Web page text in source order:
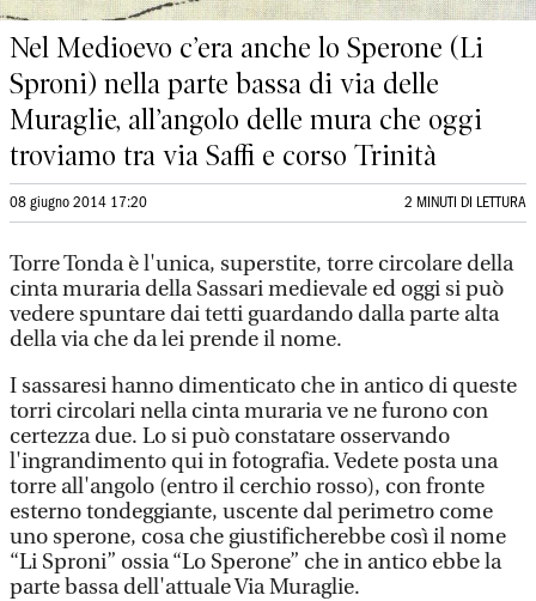
Nel Medioevo c’era anche lo Sperone (Li
Sproni) nella parte bassa di via delle
Muraglie, all’angolo delle mura che oggi
troviamo tra via Saffi e corso Trinità
08 giugno 2014 17:20 2 MINUTI DI LETTURA
Torre Tonda è l'unica, superstite, torre circolare della
cinta muraria della Sassari medievale ed oggi si può
vedere spuntare dai tetti guardando dalla parte alta
della via che da lei prende il nome.
I sassaresi hanno dimenticato che in antico di queste
torri circolari nella cinta muraria ve ne furono con
certezza due. Lo si può constatare osservando
l'ingrandimento qui in fotografia. Vedete posta una
torre all'angolo (entro il cerchio rosso), con fronte
esterno tondeggiante, uscente dal perimetro come
uno sperone, cosa che giustificherebbe così il nome
“Li Sproni” ossia “Lo Sperone” che in antico ebbe la
parte bassa dell'attuale Via Muraglie.